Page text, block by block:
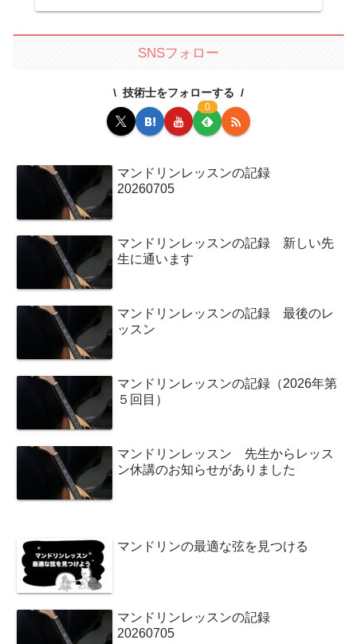
SNSフォロー
技術士をフォローする
0
マンドリンレッスンの記録
20260705
マンドリンレッスンの記録 新しい先
生に通います
マンドリンレッスンの記録 最後のレ
ッスン
マンドリンレッスンの記録（2026年第
５回目）
マンドリンレッスン 先生からレッス
ン休講のお知らせがありました
マンドリンの最適な弦を見つける
マンドリンレッスンの記録
20260705